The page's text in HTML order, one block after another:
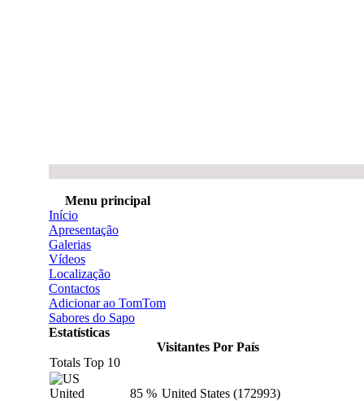
Menu principal
Início
Apresentação
Galerias
Vídeos
Localização
Contactos
Adicionar ao TomTom
Sabores do Sapo
Estatísticas
Visitantes Por País
Totals Top 10
85 % United States (172993)